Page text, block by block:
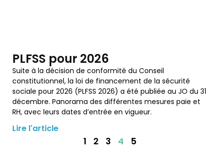
PLFSS pour 2026
Suite à la décision de conformité du Conseil
constitutionnel, la loi de financement de la sécurité
sociale pour 2026 (PLFSS 2026) a été publiée au JO du 31
décembre. Panorama des différentes mesures paie et
RH, avec leurs dates d’entrée en vigueur.
Lire l'article
1 2 3 4 5